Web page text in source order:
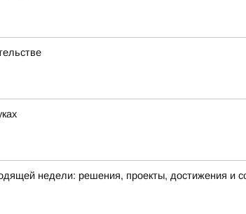
недели: решения, проекты, достижения и